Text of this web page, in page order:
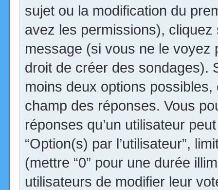
sujet ou la modification du
avez les permissions), cliquez
message (si vous ne le voyez
droit de créer des sondages).
moins deux options
champ des réponses. Vous
réponses qu’un utilisateur
“Option(s) par l’utilisateur”,
(mettre “0” pour une durée
utilisateurs de modifier leur